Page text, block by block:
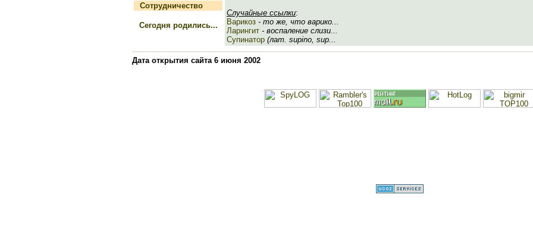
Сотрудничество
Сегодня родились...
Случайные ссылки:
Варикоз - то же, что варико...
Ларингит - воспаление слизи...
Супинатор (лат. supino, sup...
Дата открытия сайта 6 июня 2002